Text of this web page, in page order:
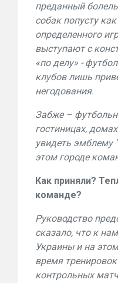
преданный
собак попусту
определенного
выступают с
«по делу» -
клубов лишь
негодования.
Забже –
гостиницах,
увидеть эмблему
этом городе
Как приняли?
команде?
Руководство
сказало, что к
Украины и на
время
контрольных